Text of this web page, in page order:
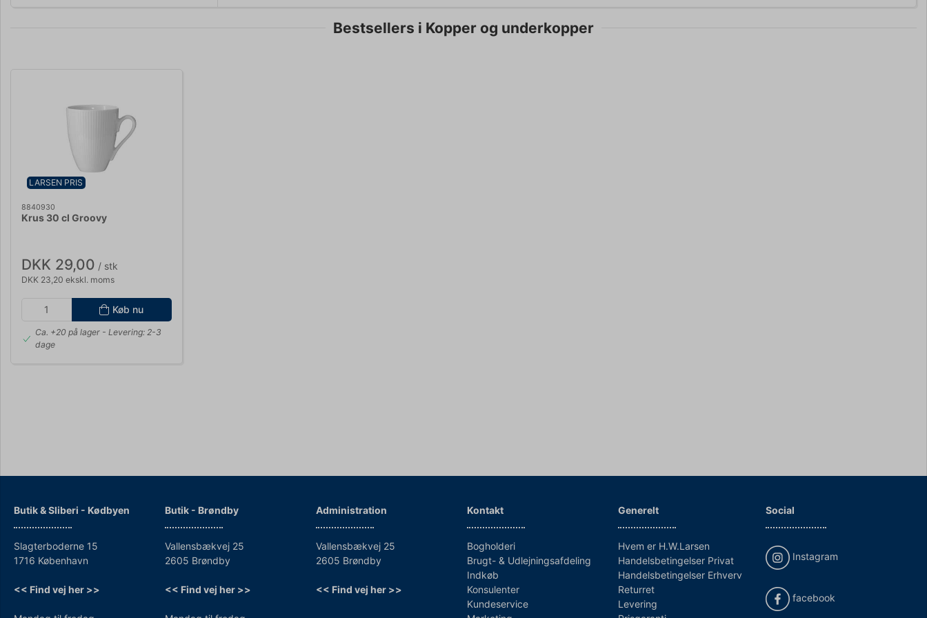
Bestsellers i Kopper og underkopper
LARSEN PRIS
8840930
Krus 30 cl Groovy
DKK 29,00 / stk
DKK 23,20 ekskl. moms
Køb nu
Ca. +20 på lager- Levering: 2-3
dage
Butik & Sliberi - Kødbyen
Slagterboderne 15
1716 København
<< Find vej her >>
Butik - Brøndby
Vallensbækvej 25
2605 Brøndby
<< Find vej her >>
Administration
Vallensbækvej 25
2605 Brøndby
<< Find vej her >>
Kontakt
Bogholderi
Brugt- & Udlejningsafdeling
Indkøb
Konsulenter
Kundeservice
Generelt
Hvem er H.W.Larsen
Handelsbetingelser Privat
Handelsbetingelser Erhverv
Returret
Levering
Social
Instagram
facebook